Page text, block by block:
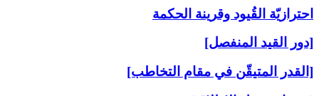
احترازيّة القُيود وقرينة الحكمة
[دور القيد المنفصل]
[القدر المتيقّن في مقام التخاطب]